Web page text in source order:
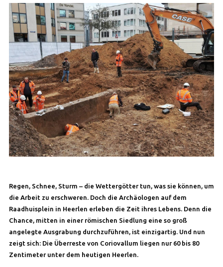
Regen, Schnee, Sturm – die Wettergötter tun, was sie können, um
die Arbeit zu erschweren. Doch die Archäologen auf dem
Raadhuisplein in Heerlen erleben die Zeit ihres Lebens. Denn die
Chance, mitten in einer römischen Siedlung eine so groß
angelegte Ausgrabung durchzuführen, ist einzigartig. Und nun
zeigt sich: Die Überreste von Coriovallum liegen nur 60 bis 80
Zentimeter unter dem heutigen Heerlen.